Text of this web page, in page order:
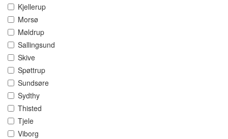
Kjellerup
Morsø
Møldrup
Sallingsund
Skive
Spøttrup
Sundsøre
Sydthy
Thisted
Tjele
Viborg